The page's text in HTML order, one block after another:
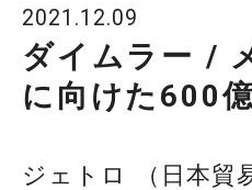
2021.12.09
ダイムラー /
に向けた600
ジェトロ （日本貿